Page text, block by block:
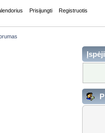
Prisijungti Registruotis